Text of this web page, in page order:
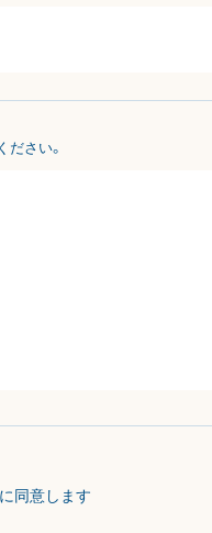
さい。
に同意します